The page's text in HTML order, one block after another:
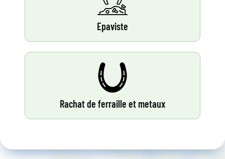
Epaviste
Rachat de ferraille et metaux